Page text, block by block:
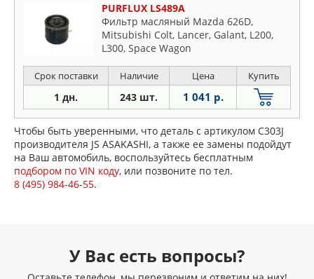
PURFLUX LS489A
Фильтр масляный Mazda 626D,
Mitsubishi Colt, Lancer, Galant, L200,
L300, Space Wagon
Срок поставки Наличие Цена Купить
1 дн. 243 шт. 1 041 р.
Чтобы быть уверенными, что деталь с артикулом C303J
производителя JS ASAKASHI, а также ее замены подойдут
на Ваш автомобиль, воспользуйтесь бесплатным
подбором по VIN коду, или позвоните по тел.
8 (495) 984-46-55.
У Вас есть вопросы?